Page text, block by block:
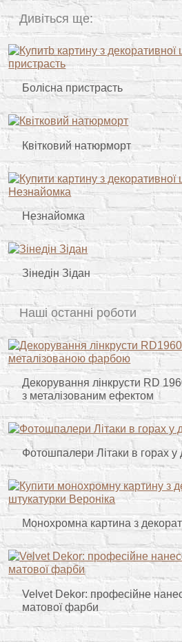
Дивіться ще:
Болісна пристрасть
Квітковий натюрморт
Незнайомка
Зінедін Зідан
Наші останні роботи
Декорування лінкрусти RD
з металізованим ефектом
Фотошпалери Літаки в горах у
Монохромна картина з
Velvet Dekor: професійне
матової фарби